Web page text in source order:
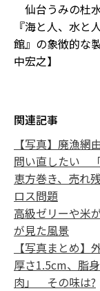
仙台うみの杜
『海と人、水と
館』の象徴的な
中宏之】
関連記事
【写真】廃漁
問い直したい
恵方巻き、売れ
ロス問題
高級ゼリーや米
が見た風景
【写真まとめ
厚さ1.5cm、脂
肉」 その味は?